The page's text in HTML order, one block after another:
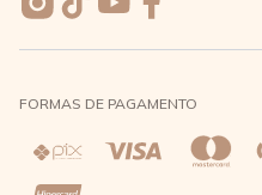
Trocas e Devoluções
Direito de Arrependimento
Política de Privacidade
FORMAS DE PAGAMENTO